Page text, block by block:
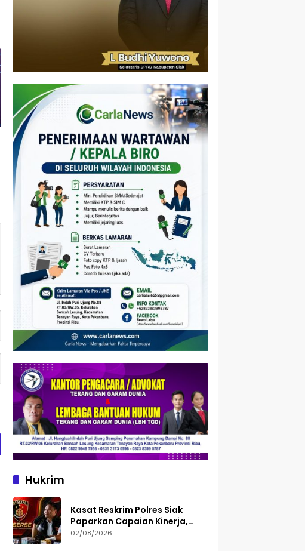
Hukrim
Kasat Reskrim Polres Siak
Paparkan Capaian Kinerja,
Tegaskan Siap Terima Kritik
02/08/2026